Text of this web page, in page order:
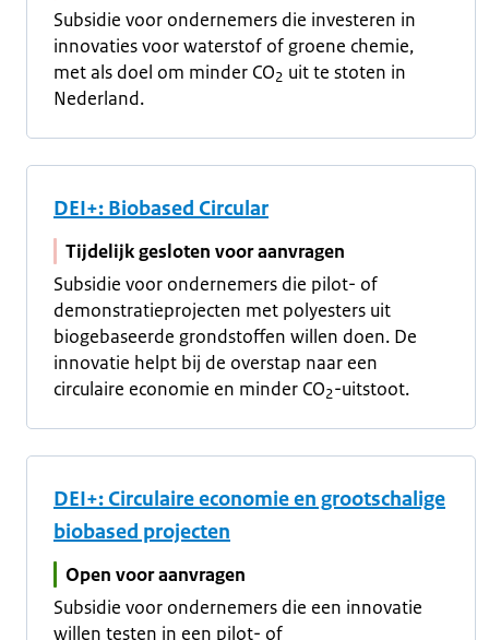
Subsidie voor ondernemers die investeren in
innovaties voor waterstof of groene chemie,
met als doel om minder CO2 uit te stoten in
Nederland.
DEI+: Biobased Circular
Tijdelijk gesloten voor aanvragen
Subsidie voor ondernemers die pilot- of
demonstratieprojecten met polyesters uit
biogebaseerde grondstoffen willen doen. De
innovatie helpt bij de overstap naar een
circulaire economie en minder CO2-uitstoot.
DEI+: Circulaire economie en grootschalige
biobased projecten
Open voor aanvragen
Subsidie voor ondernemers die een innovatie
willen testen in een pilot- of